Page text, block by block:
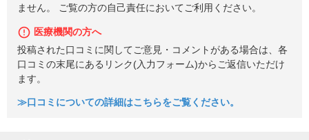
ません。 ご覧の方の自己責任においてご利用ください。
医療機関の方へ
投稿された口コミに関してご意見・コメントがある場合は、各
口コミの末尾にあるリンク(入力フォーム)からご返信いただけ
ます。
≫口コミについての詳細はこちらをご覧ください。